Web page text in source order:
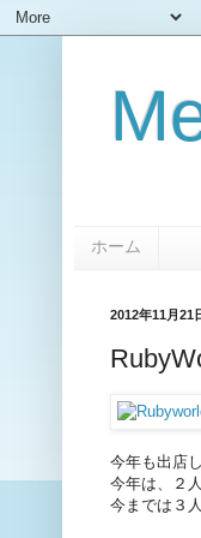
ホーム
2012年11月21
今年も出店
今年は、２
今までは３